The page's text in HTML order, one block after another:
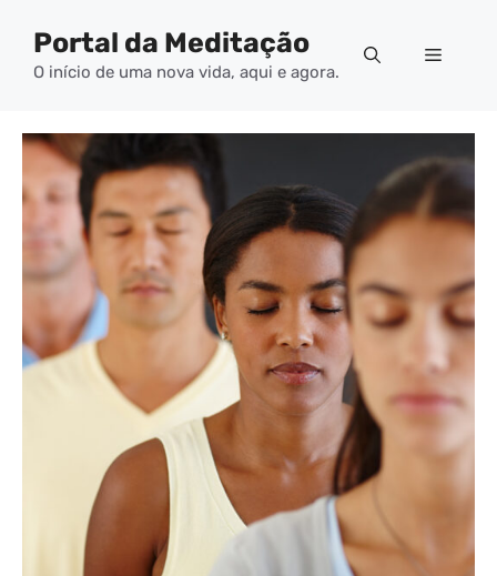
paraPortal da Meditação
O início de uma nova vida, aqui e agora.
Menu